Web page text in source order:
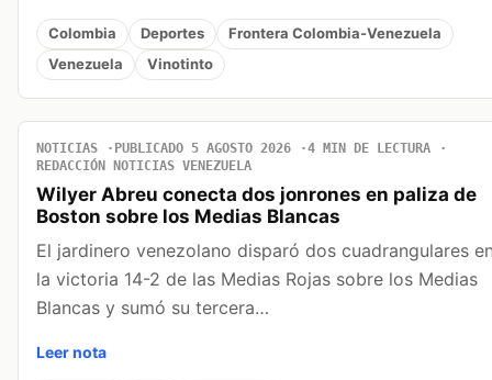
Colombia Deportes
Frontera Colombia-Venezuela
Venezuela
Vinotinto
NOTICIAS PUBLICADO 5 AGOSTO 2026
4 MIN DE LECTURA
REDACCIÓN NOTICIAS VENEZUELA
Wilyer Abreu conecta dos jonrones en paliza de
Boston sobre los Medias Blancas
El jardinero venezolano disparó dos cuadrangulares
la victoria 14-2 de las Medias Rojas sobre los Medias
Blancas y sumó su tercera…
Leer nota